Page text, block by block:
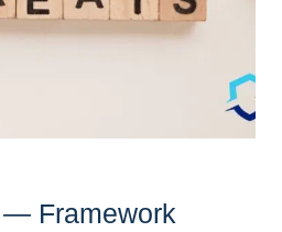
Framework